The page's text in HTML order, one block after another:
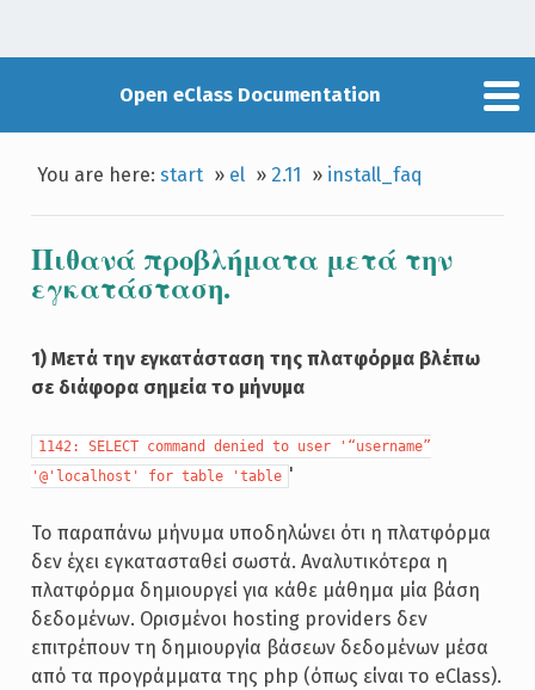
Open eClass Documentation
You are here:start » el » 2.11 » install_faq
Πιθανά προβλήματα μετά την
εγκατάσταση.
1) Μετά την εγκατάσταση της πλατφόρμα βλέπω
σε διάφορα σημεία το μήνυμα
1142: SELECT command denied to user '“username”
'@'localhost' for table 'table '
Το παραπάνω μήνυμα υποδηλώνει ότι η πλατφόρμα
δεν έχει εγκατασταθεί σωστά. Αναλυτικότερα η
πλατφόρμα δημιουργεί για κάθε μάθημα μία βάση
δεδομένων. Ορισμένοι hosting providers δεν
επιτρέπουν τη δημιουργία βάσεων δεδομένων μέσα
από τα προγράμματα της php (όπως είναι το eClass).